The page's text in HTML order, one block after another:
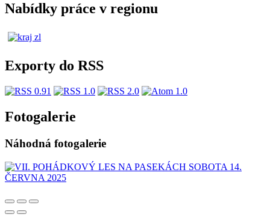
Nabídky práce v regionu
Exporty do RSS
Fotogalerie
Náhodná fotogalerie